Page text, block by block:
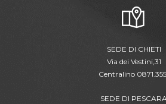
SEDE DI CHIETI
Via dei Vestini,31
Centralino
SEDE DI